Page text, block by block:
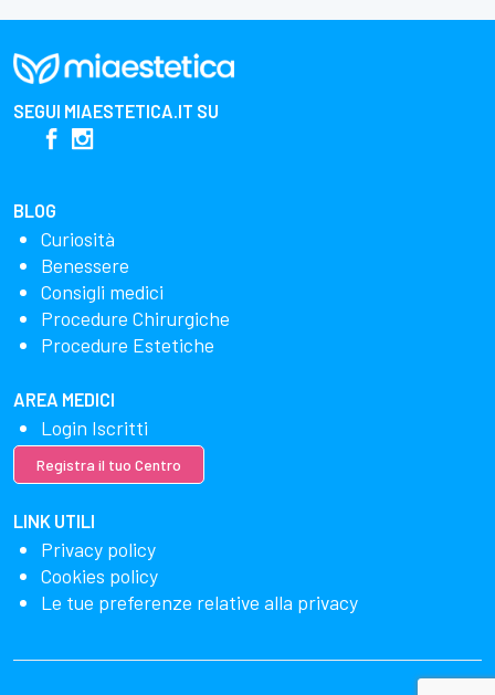
SEGUI MIAESTETICA.IT SU
BLOG
Curiosità
Benessere
Consigli medici
Procedure Chirurgiche
Procedure Estetiche
AREA MEDICI
Login Iscritti
Registra il tuo Centro
LINK UTILI
Privacy policy
Cookies policy
Le tue preferenze relative alla privacy